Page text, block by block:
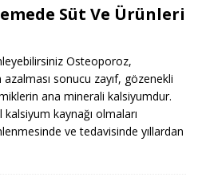
Süt Ve Ürünleri
Osteoporoz,
sonucu zayıf, gözenekli
ana minerali kalsiyumdur.
kaynağı olmaları
ve tedavisinde yıllardan